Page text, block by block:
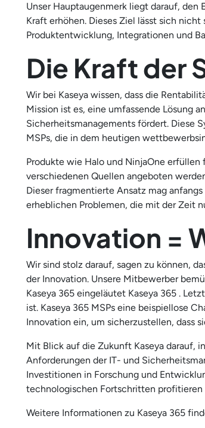
Unser Hauptaugenmerk liegt darauf, den
Kraft erhöhen. Dieses Ziel lässt sich
Produktentwicklung, Integrationen und
Die Kraft der
Wir bei Kaseya wissen, dass die
Mission ist es, eine umfassende Lösung
Sicherheitsmanagements fördert. Diese
MSPs, die in dem heutigen
Produkte wie Halo und NinjaOne
verschiedenen Quellen angeboten
Dieser fragmentierte Ansatz mag
erheblichen Problemen, die mit der Zeit
Innovation =
Wir sind stolz darauf, sagen zu können,
der Innovation. Unsere Mitbewerber
Kaseya 365 eingeläutet Kaseya 365 .
ist. Kaseya 365 MSPs eine beispiellose
Innovation ein, um sicherzustellen, dass
Mit Blick auf die Zukunft Kaseya darauf,
Anforderungen der IT- und
Investitionen in Forschung und
technologischen Fortschritten profitieren
Weitere Informationen zu Kaseya 365